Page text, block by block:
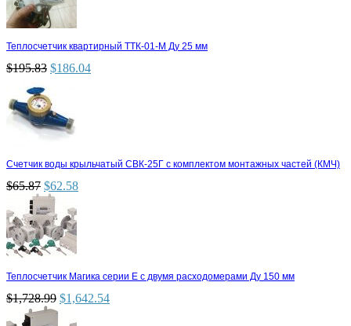
Теплосчетчик квартирный ТТК-01-М Ду 25 мм
$195.83 $186.04
Счетчик воды крыльчатый СВК-25Г с комплектом монтажных частей (КМЧ)
$65.87 $62.58
Теплосчетчик Магика серии Е с двумя расходомерами Ду 150 мм
$1,728.99 $1,642.54